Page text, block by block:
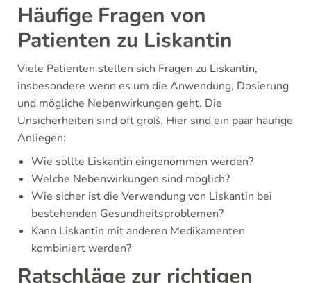
Häufige Fragen von
Patienten zu Liskantin
Viele Patienten stellen sich Fragen zu Liskantin,
insbesondere wenn es um die Anwendung, Dosierung
und mögliche Nebenwirkungen geht. Die
Unsicherheiten sind oft groß. Hier sind ein paar häufige
Anliegen:
Wie sollte Liskantin eingenommen werden?
Welche Nebenwirkungen sind möglich?
Wie sicher ist die Verwendung von Liskantin bei
bestehenden Gesundheitsproblemen?
Kann Liskantin mit anderen Medikamenten
kombiniert werden?
Ratschläge zur richtigen